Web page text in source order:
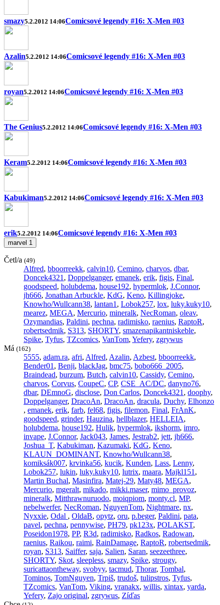
smazy5.2.2012 14:06Comicsové legendy #16: X-Men #03
Azalin5.2.2012 14:06Comicsové legendy #16: X-Men #03
royan5.2.2012 14:06Comicsové legendy #16: X-Men #03
The Genius5.2.2012 14:06Comicsové legendy #16: X-Men #03
Keram5.2.2012 14:06Comicsové legendy #16: X-Men #03
Kabukiman5.2.2012 14:06Comicsové legendy #16: X-Men #03
erik5.2.2012 14:06Comicsové legendy #16: X-Men #03
marvel 1
Četl/a (49)
Alfred, bboorreekk, calvin10, Cemino, charvos, dbar,
Doncek4321 , Doppelganger, emanek, erik, figis, Final,
goodspeed, holubdema, house192, hypermlok, J.Connor,
jh666, Jonathan Arbuckle, KdG, Keno, Killingjoke,
Knowho/Wullcann38, lantan1 , Lobok257, lox, luky.kuky10,
mearez, MEGA, Mercurio, mineralk, NecRoman, oleav,
Ozymandias, Paldini, pechna, radimisko, raenius, RaptoR,
robertsedmik, S313, SHORTY, smazenapikantniskeble,
Spike, Tyfus, TZcomics, VanTom, Yefery, zgrywus
Má (162)
5555, adam.ra, afri, Alfred, Azalin, Azbest, bboorreekk,
Bender01 , Benji, blackJag, bmc75, bobo666_2005,
Braindead, burzum, Butch, calvin10, Cassidy, Cemino,
charvos, Corvus, CoupeC, CP, CSE_AC/DC, danyno76,
dbar, DEmnoG, disclose, Don Carlos, Doncek4321 , doophy,
Doppelganger, DracoAn, DracoAn, dracula, Duchy, Elhonzo
, emanek, erik, farb, fel68, figis, filemon, Final, FrAnK,
goodspeed, grinder, Hauzina, hellblazer, HELLEIA,
holubdema, house192, Hulik, hypermlok, ikshorm, imro,
invape, J.Connor, Jack043, James, Jestrab2, jett, jh666,
Joshua_T, Kabukiman, Kazumaki, KdG, Keno,
KLAUN_DOMINANT, Knowho/Wullcann38,
komiksák007, krvinka56, kucik, Kunden, Lass, Lenny,
Lobok257, lukin, luky.kuky10, lutrix, maara, Majkl151 ,
Martin Buchal, Masinfira, Matej-29, Maty48, MEGA,
Mercurio, mgeralt, mikado, mikki.maser, mimo_provoz,
mineralk, Mitthrawnuruodo, moiqpiom, monty.cl, MP,
nebelwerfer, NecRoman, NguyenTom, Nightmare, nx,
Nyxxie, Odal , OldaB, opytz, oru, p.beger, Paldini, pata,
pavel, pechna, pennywise, PH79, pk123x, POLAKST,
Poseidon1978, PP, R3d, radimisko, Radkos, Radowan,
raenius, Raikou, raimi, RainDamage, RaptoR, robertsedmik,
royan, S313, Saiffer, saja, Salien, Saran, seezeethree,
SHORTY, Skot, sleepless, smazy, Spike, strougy,
suricattaontheway, svobyy, tacmud, Thorar, Tombal,
Tominos, TomNguyen, Trpiš, trudoš, tulipstros, Tyfus,
TZcomics, VanTom, Viking, vranakx, willis, xintax, yarda,
Yefery, Zajo original, zgrywus, Zíďas